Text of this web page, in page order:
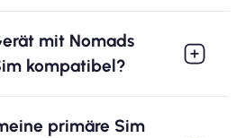
mit Nomads
kompatibel?
primäre Sim